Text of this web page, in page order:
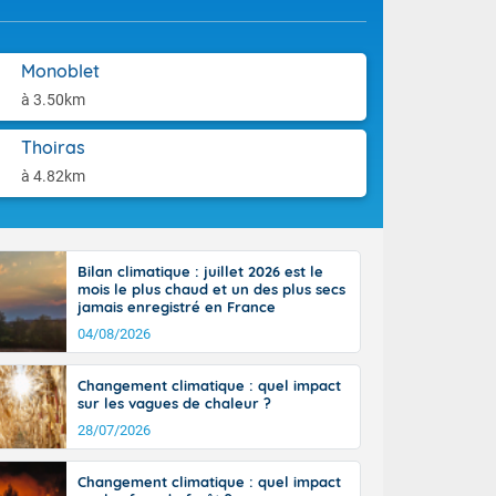
Monoblet
à 3.50km
Thoiras
à 4.82km
du Massif
la
ciel est le
salve
de bons
vent,
sur les
l'intérieur
vallée de
Bilan climatique : juillet 2026 est le
mois le plus chaud et un des plus secs
jamais enregistré en France
04/08/2026
Changement climatique : quel impact
sur les vagues de chaleur ?
28/07/2026
Changement climatique : quel impact